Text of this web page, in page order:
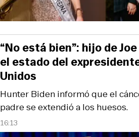
16:13
Hunter Biden informó que el
padre se extendió a los huesos.
“No está bien”: hijo de
el estado del
Unidos